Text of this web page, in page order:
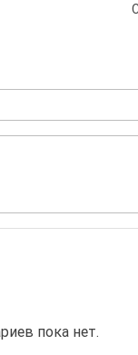
пока нет.